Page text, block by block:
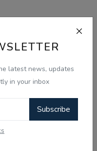
latest news, updates
in your inbox
Subscribe